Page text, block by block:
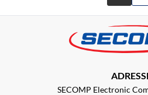
SECOMP Electronic